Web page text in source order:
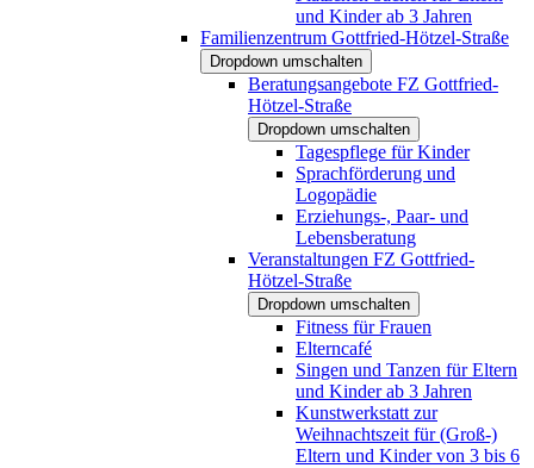
und Kinder ab 3 Jahren
Familienzentrum Gottfried-Hötzel-Straße
Dropdown umschalten
Beratungsangebote FZ Gottfried-
Hötzel-Straße
Dropdown umschalten
Tagespflege für Kinder
Sprachförderung und
Logopädie
Erziehungs-, Paar- und
Lebensberatung
Veranstaltungen FZ Gottfried-
Hötzel-Straße
Dropdown umschalten
Fitness für Frauen
Elterncafé
Singen und Tanzen für Eltern
und Kinder ab 3 Jahren
Kunstwerkstatt zur
Weihnachtszeit für (Groß-)
Eltern und Kinder von 3 bis 6